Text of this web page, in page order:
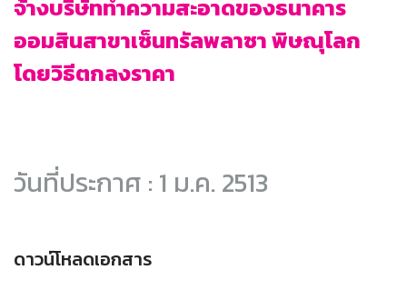
จ้างบริษัททำความสะอาดของธนาคาร
ออมสินสาขาเซ็นทรัลพลาซา พิษณุโลก
โดยวิธีตกลงราคา
วันที่ประกาศ : 1 ม.ค. 2513
ดาวน์โหลดเอกสาร